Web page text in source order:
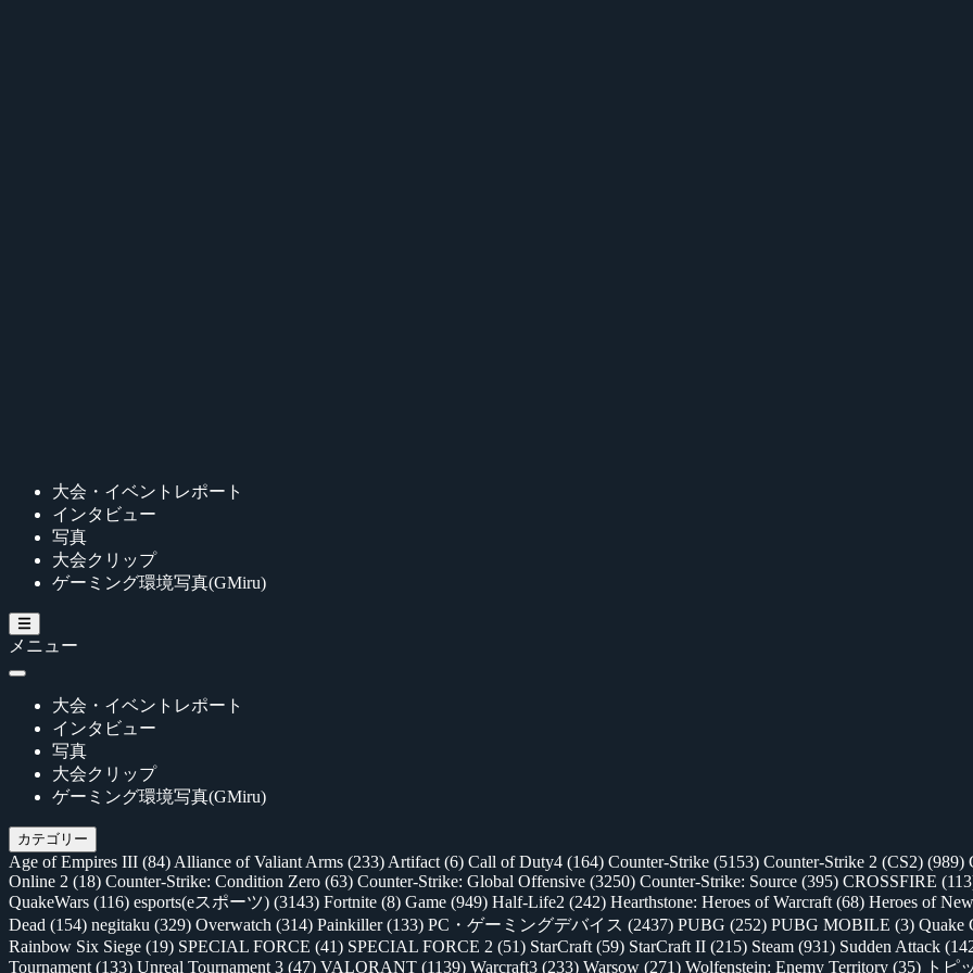
大会・イベントレポート
インタビュー
写真
大会クリップ
ゲーミング環境写真(GMiru)
メニュー
大会・イベントレポート
インタビュー
写真
大会クリップ
ゲーミング環境写真(GMiru)
カテゴリー
Age of Empires III (84) Alliance of Valiant Arms (233) Artifact (6) Call of Duty4 (164) Counter-Strike (5153) Counter-Strike 2 (CS2) (989)
Online 2 (18) Counter-Strike: Condition Zero (63) Counter-Strike: Global Offensive (3250) Counter-Strike: Source (395) CROSSFIRE
QuakeWars (116) esports(eスポーツ) (3143) Fortnite (8) Game (949) Half-Life2 (242) Hearthstone: Heroes of Warcraft (68) Heroes of
Dead (154) negitaku (329) Overwatch (314) Painkiller(133) PC・ゲーミングデバイス (2437) PUBG (252) PUBG MOBILE (3) Quake
Rainbow Six Siege (19) SPECIAL FORCE (41) SPECIAL FORCE 2 (51) StarCraft (59) StarCraft II (215) Steam (931) Sudden Attack
Tournament (133) Unreal Tournament 3 (47) VALORANT (1139) Warcraft3 (233) Warsow (271) Wolfenstein: Enemy Territory (35) トピ